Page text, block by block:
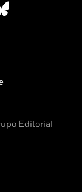
Editorial